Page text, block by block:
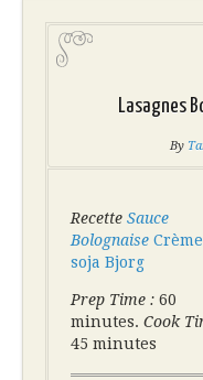
Lasagnes
By
Recette Sauce
Bolognaise
soja Bjorg
Prep Time : 60
minutes. Cook
45 minutes